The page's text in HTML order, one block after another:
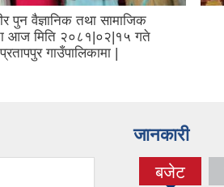
पुन वैज्ञानिक तथा सामाजिक
आज मिति २०८१|०२|१५ गते
गाउँपालिकामा |
जानकारी
बजेट
(active